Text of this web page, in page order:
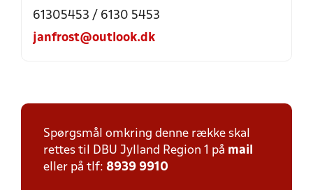
61305453 / 6130 5453
janfrost@outlook.dk
Spørgsmål omkring denne række skal
rettes til DBU Jylland Region 1 på mail
eller på tlf: 8939 9910